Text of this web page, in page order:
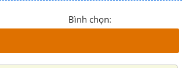
Bình chọn: